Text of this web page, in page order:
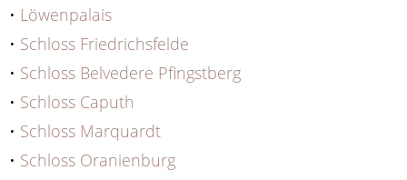
• Löwenpalais
• Schloss Friedrichsfelde
• Schloss Belvedere Pfingstberg
• Schloss Caputh
• Schloss Marquardt
• Schloss Oranienburg